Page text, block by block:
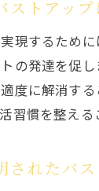
ストアッ
現するため
の発達を促
度に解消す
習慣を整え
されたバ